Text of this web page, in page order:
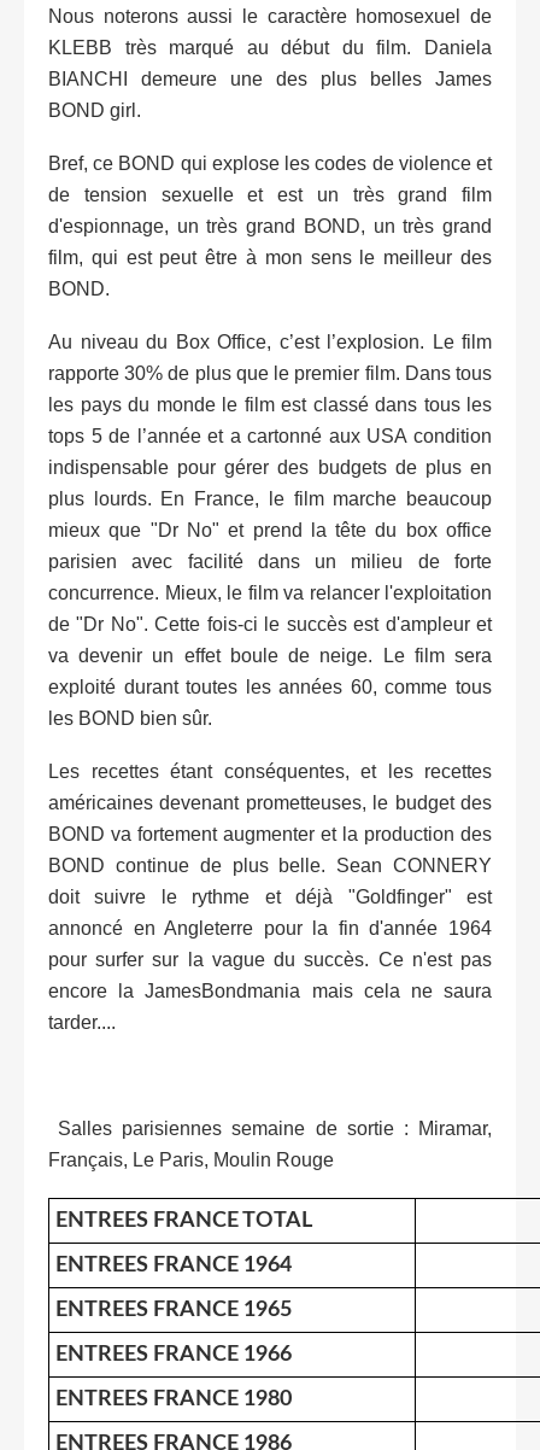
Nous noterons aussi le caractère homosexuel de
KLEBB très marqué au début du film. Daniela
BIANCHI demeure une des plus belles James
BOND girl.
Bref, ce BOND qui explose les codes de violence et
de tension sexuelle et est un très grand film
d'espionnage, un très grand BOND, un très grand
film, qui est peut être à mon sens le meilleur des
BOND.
Au niveau du Box Office, c’est l’explosion. Le film
rapporte 30% de plus que le premier film. Dans tous
les pays du monde le film est classé dans tous les
tops 5 de l’année et a cartonné aux USA condition
indispensable pour gérer des budgets de plus en
plus lourds. En France, le film marche beaucoup
mieux que "Dr No" et prend la tête du box office
parisien avec facilité dans un milieu de forte
concurrence. Mieux, le film va relancer l'exploitation
de "Dr No". Cette fois-ci le succès est d'ampleur et
va devenir un effet boule de neige. Le film sera
exploité durant toutes les années 60, comme tous
les BOND bien sûr.
Les recettes étant conséquentes, et les recettes
américaines devenant prometteuses, le budget des
BOND va fortement augmenter et la production des
BOND continue de plus belle. Sean CONNERY
doit suivre le rythme et déjà "Goldfinger" est
annoncé en Angleterre pour la fin d'année 1964
pour surfer sur la vague du succès. Ce n'est pas
encore la JamesBondmania mais cela ne saura
tarder....
Salles parisiennes semaine de sortie : Miramar,
Français, Le Paris, Moulin Rouge
ENTREES FRANCE TOTAL
ENTREES FRANCE 1964
ENTREES FRANCE 1965
ENTREES FRANCE 1966
ENTREES FRANCE 1980
ENTREES FRANCE 1986